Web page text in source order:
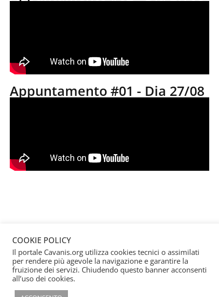
Appuntamento #01 - Dia 27/08
COOKIE POLICY
Il portale Cavanis.org utilizza cookies tecnici o assimilati
per rendere più agevole la navigazione e garantire la
fruizione dei servizi. Chiudendo questo banner acconsenti
all’uso dei cookies.